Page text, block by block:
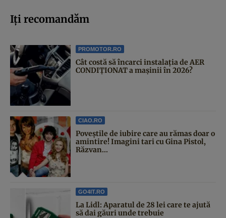
Iți recomandăm
PROMOTOR.RO
Cât costă să încarci instalația de AER
CONDIȚIONAT a mașinii în 2026?
CIAO.RO
Poveştile de iubire care au rămas doar o
amintire! Imagini tari cu Gina Pistol,
Răzvan...
GO4IT.RO
La Lidl: Aparatul de 28 lei care te ajută
să dai găuri unde trebuie